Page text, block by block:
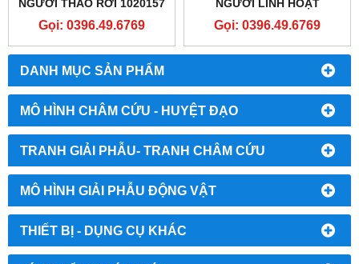
DANH MỤC SẢN PHẨM
MÔ HÌNH CHÂM CỨU - HUYỆT ĐẠO
TRANH GIẢI PHẪU- TRANH CHÂM CỨU
MÔ HÌNH GIẢI PHẪU ĐỘNG VẬT
THIẾT BỊ - DỤNG CỤ KHÁC
NGƯỜI THÁO RỜI 1020157
Gọi: 0396.49.6769
NGƯỜI LINH HOẠT
1020178
Gọi: 0396.49.6769